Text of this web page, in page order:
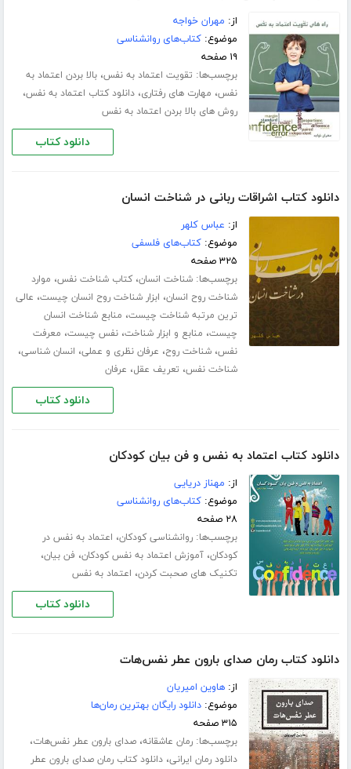
از: مهران خواجه
موضوع:کتاب‌های روانشناسی
۱۹ صفحه
برچسب‌ها: تقویت اعتماد به نفس،بالا بردن اعتماد به
نفس، مهارت های رفتاری،دانلود کتاب اعتماد به نفس،
روش های بالا بردن اعتماد به نفس
دانلود کتاب
دانلود کتاب اشراقات ربانی در شناخت انسان
از: عباس کلهر
موضوع:کتاب‌های فلسفی
۳۲۵ صفحه
برچسب‌ها:شناخت انسان،کتاب شناخت نفس، موارد
شناخت روح انسان، ابزار شناخت روح انسان چیست، عالی
ترین مرتبه شناخت چیست، منابع شناخت انسان
چیست، منابع و ابزار شناخت،نفس چیست، معرفت
نفس،شناخت روح، عرفان نظری و عملی، انسان شناسی،
شناخت نفس، تعریف عقل، عرفان
دانلود کتاب
دانلود کتاب اعتماد به نفس و فن بیان کودکان
از: مهناز دریایی
موضوع:کتاب‌های روانشناسی
۲۸ صفحه
برچسب‌ها:روانشناسی کودکان، اعتماد به نفس در
کودکان،آموزش اعتماد به نفس کودکان، فن بیان،
تکنیک های صحبت کردن، اعتماد به نفس
دانلود کتاب
دانلود کتاب رمان صدای بارون عطر نفس‌هات
از:هاوین امیریان
موضوع:دانلود رایگان بهترین رمان‌ها
۳۱۵ صفحه
برچسب‌ها:رمان عاشقانه،صدای بارون عطر نفس‌هات،
دانلود رمان ایرانی،دانلود کتاب رمان صدای بارون عطر